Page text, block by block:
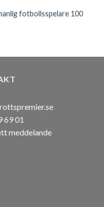
fotbollsspelare 100
69 01
meddelande